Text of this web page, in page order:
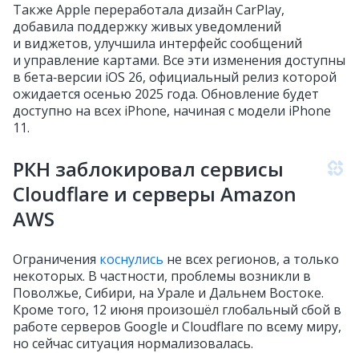
Также Apple переработала дизайн CarPlay,
добавила поддержку живых уведомлений
и виджетов, улучшила интерфейс сообщений
и управление картами. Все эти изменения доступны
в бета‑версии iOS 26, официальный релиз которой
ожидается осенью 2025 года. Обновление будет
доступно на всех iPhone, начиная с модели iPhone
11.
РКН заблокировал сервисы
Cloudflare и серверы Amazon
AWS
Ограничения коснулись не всех регионов, а только
некоторых. В частности, проблемы возникли в
Поволжье, Сибири, на Урале и Дальнем Востоке.
Кроме того, 12 июня произошёл глобальный сбой в
работе серверов Google и Cloudflare по всему миру,
но сейчас ситуация нормализовалась.